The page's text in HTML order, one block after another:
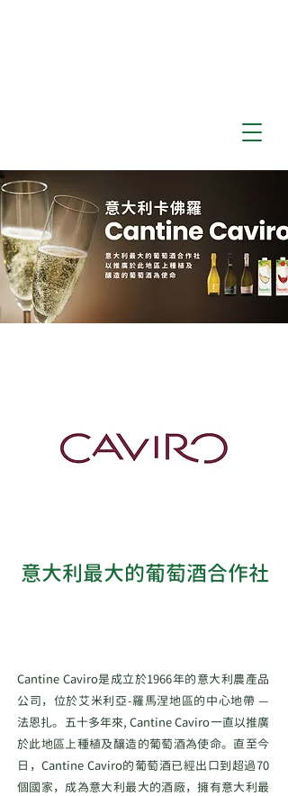
​意大利最大的葡萄酒合作社
Cantine Caviro是成立於1966年的意大利農產品
公司，位於艾米利亞-羅馬涅地區的中心地帶 —
法恩扎。五十多年來, Cantine Caviro一直以推廣
於此地區上種植及釀造的葡萄酒為使命。直至今
日，Cantine Caviro的葡萄酒已經出口到超過70
個國家，成為意大利最大的酒廠，擁有意大利最